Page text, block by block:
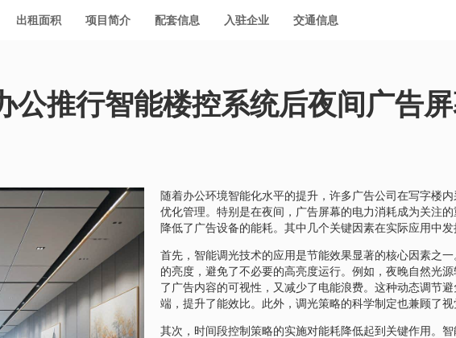
出租面积 项目简介 配套信息 入驻企业 交通信息
公推行智能楼控系统后夜间广告
随着办公环境智能化水平的提升，许多广告公司在写字楼
优化管理。特别是在夜间，广告屏幕的电力消耗成为关注
降低了广告设备的能耗。其中几个关键因素在实际应用中发
首先，智能调光技术的应用是节能效果显著的核心因素之
的亮度，避免了不必要的高亮度运行。例如，夜晚自然光
了广告内容的可视性，又减少了电能浪费。这种动态调节
端，提升了能效比。此外，调光策略的科学制定也兼顾了视
其次，时间段控制策略的实施对能耗降低起到关键作用。